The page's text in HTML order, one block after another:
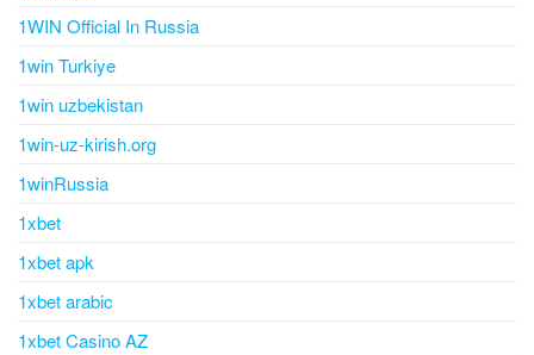
1WIN Official In Russia
1win Turkiye
1win uzbekistan
1win-uz-kirish.org
1winRussia
1xbet
1xbet apk
1xbet arabic
1xbet Casino AZ